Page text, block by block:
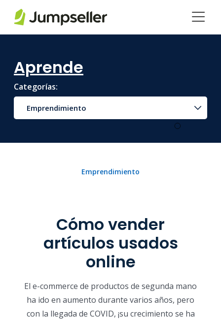
Aprende
Categorías:
Emprendimiento
Emprendimiento
Cómo vender
artículos usados
online
El e-commerce de productos de segunda mano
ha ido en aumento durante varios años, pero
con la llegada de COVID, ¡su crecimiento se ha